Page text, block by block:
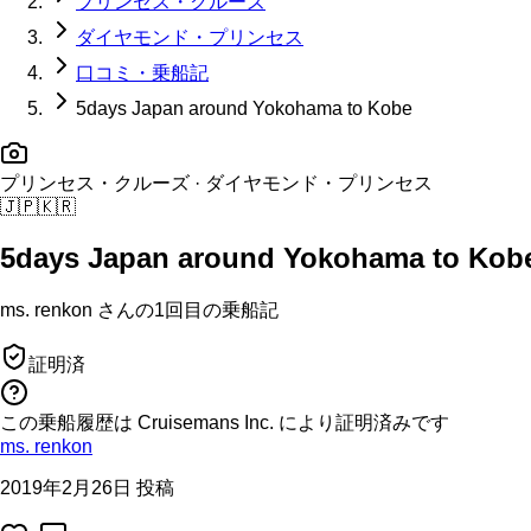
ダイヤモンド・プリンセス
口コミ・乗船記
5days Japan around Yokohama to Kobe
プリンセス・クルーズ · ダイヤモンド・プリンセス
🇯🇵🇰🇷
5days Japan around Yokohama to
ms. renkon さんの1回目の乗船記
証明済
この乗船履歴は Cruisemans Inc. により証明済みです
ms. renkon
2019年2月26日 投稿